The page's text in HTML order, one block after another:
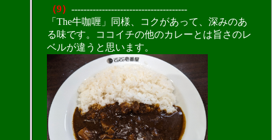
（9） --------------------------------------
「The牛咖喱」同様、コクがあって、深みのあ
る味です。ココイチの他のカレーとは旨さのレ
ベルが違うと思います。